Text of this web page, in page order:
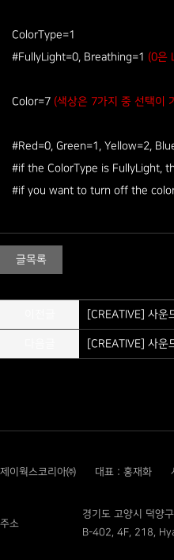
ColorType=1
#FullyLight=0, Breathing=1 (0은
Color=7 (색상은 7가지 중 선택이
#Red=0, Green=1, Yellow=2,
#if the ColorType is FullyLight,
#if you want to turn off the
글목록
[CREATIVE] 사운
[CREATIVE] 사
제이웍스코리아㈜ 대표 : 홍재화
주소
경기도 고양시 덕양
B-402, 4F, 218,